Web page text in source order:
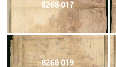
8268 017
8268 019